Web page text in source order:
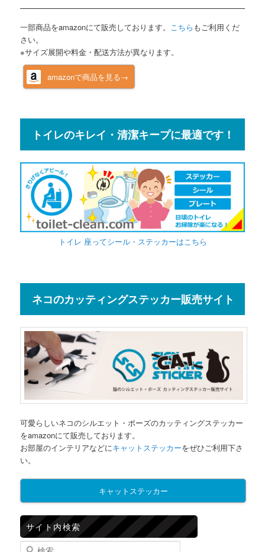
一部商品をamazonにて販売しております。 こちら もご利用くだ
さい。
※サイズ展開や料金・配送方法が異なります。
amazonで商品を見る→
トイレのキレイ・清潔キープに最適です！
トイレ 座ってシール・ステッカーはこちら
ネコのカッティングステッカー販売サイト
可愛らしいネコのシルエット・ポーズのカッティングステッカー
をamazonにて販売しております。
お部屋のインテリアなどにキャットステッカーをぜひご利用下さ
い。
キャットステッカー
サイト内検索
検索